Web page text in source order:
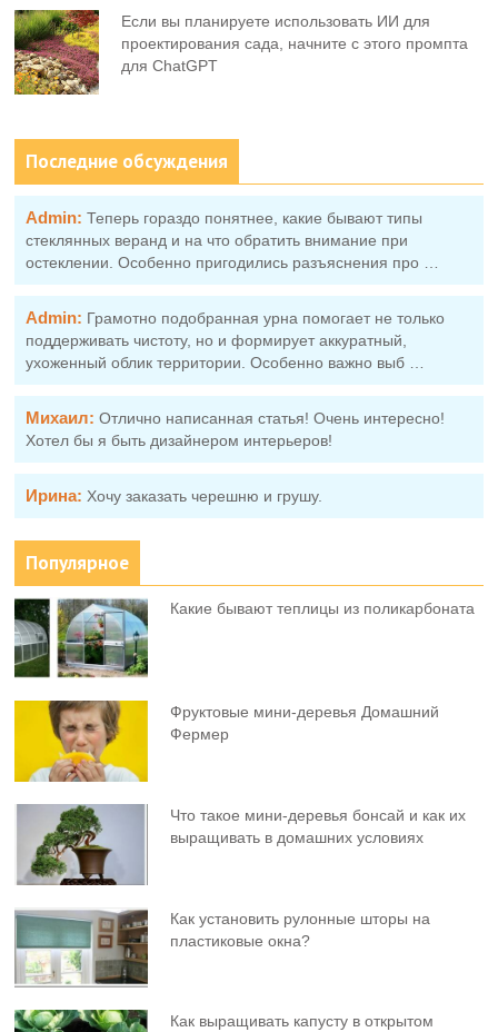
Если вы планируете использовать ИИ для
проектирования сада, начните с этого промпта
для ChatGPT
Последние обсуждения
Admin: Теперь гораздо понятнее, какие бывают типы
стеклянных веранд и на что обратить внимание при
остеклении. Особенно пригодились разъяснения про …
Admin: Грамотно подобранная урна помогает не только
поддерживать чистоту, но и формирует аккуратный,
ухоженный облик территории. Особенно важно выб …
Михаил: Отлично написанная статья! Очень интересно!
Хотел бы я быть дизайнером интерьеров!
Ирина: Хочу заказать черешню и грушу.
Популярное
Какие бывают теплицы из поликарбоната
Фруктовыe мини-деревья Домашний
Фермер
Что такое мини-деревья бонсай и как их
выращивать в домашних условиях
Как установить рулонные шторы на
пластиковые окна?
Как выращивать капусту в открытом